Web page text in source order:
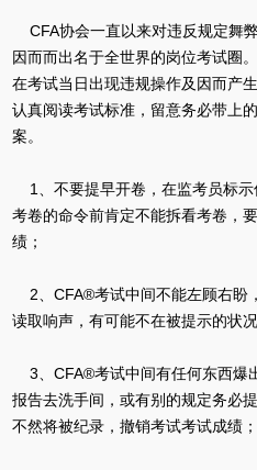
CFA协会一直以来对违反规定舞
因而而出名于全世界的岗位考试圈
在考试当日出现违规操作及因而产
认真阅读考试标准，留意务必带上
案。
1、不要提早开卷，在监考员标示
考卷的命令前肯定不能拆看考卷，
绩；
2、CFA®考试中间不能左顾右盼
读取响声，有可能不在被提示的状
3、CFA®考试中间有任何东西爆
报告去洗手间，或有别的规定务必
不然将被纪录，撤销考试考试成绩；